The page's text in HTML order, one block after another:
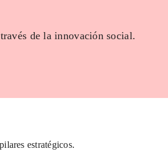
de la innovación social.
estratégicos.